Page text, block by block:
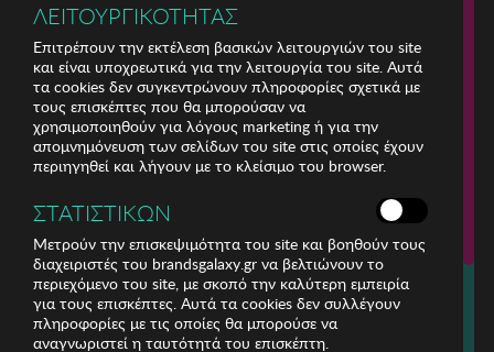
Για τηλεφωνικές παραγγελίες καλέστε
211 18 94 400
(Δευτέρα έως Παρασκευή 9:30 - 14:30 & 24ώρες Φωνητική Πύλη)
ΛΕΙΤΟΥΡΓΙΚΟΤΗΤΑΣ
Επιτρέπουν την εκτέλεση βασικών λειτουργιών του site
και είναι υποχρεωτικά για την λειτουργία του site. Αυτά
τα cookies δεν συγκεντρώνουν πληροφορίες σχετικά με
τους επισκέπτες που θα μπορούσαν να
χρησιμοποιηθούν για λόγους marketing ή για την
απομνημόνευση των σελίδων του site στις οποίες έχουν
περιηγηθεί και λήγουν με το κλείσιμο του browser.
ΣΤΑΤΙΣΤΙΚΩΝ
Μετρούν την επισκεψιμότητα του site και βοηθούν τους
διαχειριστές του brandsgalaxy.gr να βελτιώνουν το
περιεχόμενο του site, με σκοπό την καλύτερη εμπειρία
για τους επισκέπτες. Αυτά τα cookies δεν συλλέγουν
πληροφορίες με τις οποίες θα μπορούσε να
αναγνωριστεί η ταυτότητά του επισκέπτη.